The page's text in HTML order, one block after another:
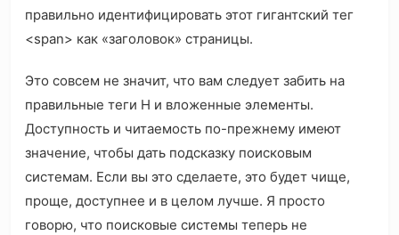
правильно идентифицировать этот гигантский тег
<span> как «заголовок» страницы.
Это совсем не значит, что вам следует забить на
правильные теги H и вложенные элементы.
Доступность и читаемость по-прежнему имеют
значение, чтобы дать подсказку поисковым
системам. Если вы это сделаете, это будет чище,
проще, доступнее и в целом лучше. Я просто
говорю, что поисковые системы теперь не